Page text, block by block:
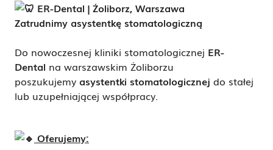
ER-Dental | Żoliborz, Warszawa
Zatrudnimy asystentkę stomatologiczną
Do nowoczesnej kliniki stomatologicznej ER-
Dental na warszawskim Żoliborzu
poszukujemy asystentki stomatologicznej do stałej
lub uzupełniającej współpracy.
Oferujemy: